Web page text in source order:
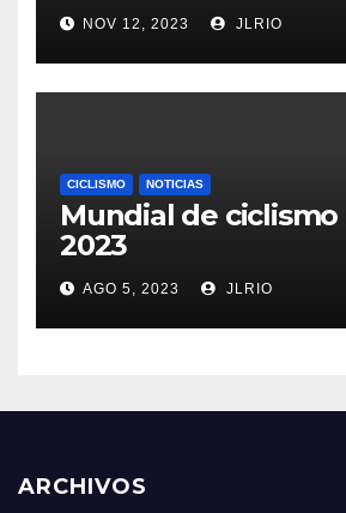
NOV 12, 2023 JLRIO
CICLISMO NOTICIAS
Mundial de
2023
AGO 5, 2023 JLRIO
ARCHIVOS